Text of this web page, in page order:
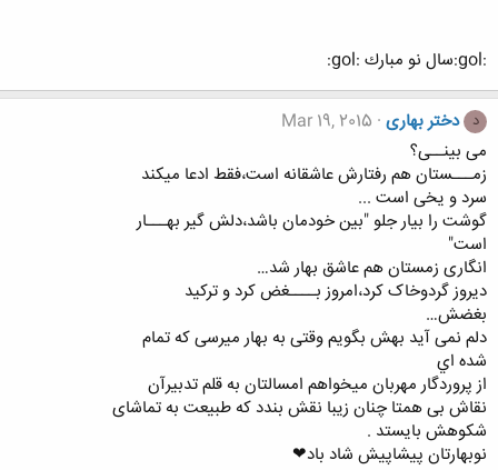
:gol:سال نو مبارك :gol:
د دختر بهاری Mar 19, 2015
ﻣﯽ ﺑﯿﻨــﯽ؟
ﺯﻣـــﺴﺘﺎﻥ ﻫﻢ ﺭﻓﺘﺎﺭﺵ ﻋﺎﺷﻘﺎﻧﻪ ﺍﺳﺖ،ﻓﻘﻂ ﺍﺩﻋﺎ ﻣﯿﮑﻨﺪ
ﺳﺮﺩ ﻭ ﯾﺨﯽ ﺍﺳﺖ ...
ﮔﻮﺷﺖ ﺭﺍ ﺑﯿﺎﺭ ﺟﻠﻮ "ﺑﯿﻦ ﺧﻮﺩﻣﺎﻥ ﺑﺎﺷﺪ،ﺩﻟﺶ ﮔﯿﺮ ﺑﻬـــﺎﺭ
ﺍﺳﺖ"
ﺍﻧﮕﺎﺭﯼ ﺯﻣﺴﺘﺎﻥ ﻫﻢ ﻋﺎﺷﻖ ﺑﻬﺎﺭ ﺷﺪ…
ﺩﯾﺮﻭﺯ ﮔﺮﺩﻭﺧﺎﮎ ﮐﺮﺩ،ﺍﻣﺮﻭﺯ ﺑــــﻐﺾ ﮐﺮﺩ ﻭ ﺗﺮﮐﯿﺪ
ﺑﻐﻀﺶ…
ﺩﻟﻢ ﻧﻤﯽ ﺁﯾﺪ ﺑﻬﺶ ﺑﮕﻮﯾﻢ ﻭﻗﺘﯽ ﺑﻪ ﺑﻬﺎﺭ ﻣﯿﺮﺳﯽ ﮐﻪ ﺗﻤﺎﻡ
ﺷﺪﻩ ﺍﻱ
ﺍﺯ ﭘﺮﻭﺭﺩﮔﺎﺭ ﻣﻬﺮﺑﺎﻥ ﻣﯿﺨﻮﺍﻫﻢ ﺍﻣﺴﺎﻟﺘﺎﻥ ﺑﻪ ﻗﻠﻢ ﺗﺪﺑﯿﺮﺁﻥ
ﻧﻘﺎﺵ ﺑﻰ ﻫﻤﺘﺎ ﭼﻨﺎﻥ ﺯﯾﺒﺎ ﻧﻘﺶ ﺑﻨﺪﺩ ﮐﻪ ﻃﺒﯿﻌﺖ ﺑﻪ ﺗﻤﺎﺷﺎﯼ
ﺷﮑﻮﻫﺶ ﺑﺎﯾﺴﺘﺪ .
ﻧﻮﺑﻬﺎﺭﺗﺎﻥ ﭘﻴﺸﺎﭘﻴﺶ ﺷﺎﺩ ﺑﺎﺩ❤